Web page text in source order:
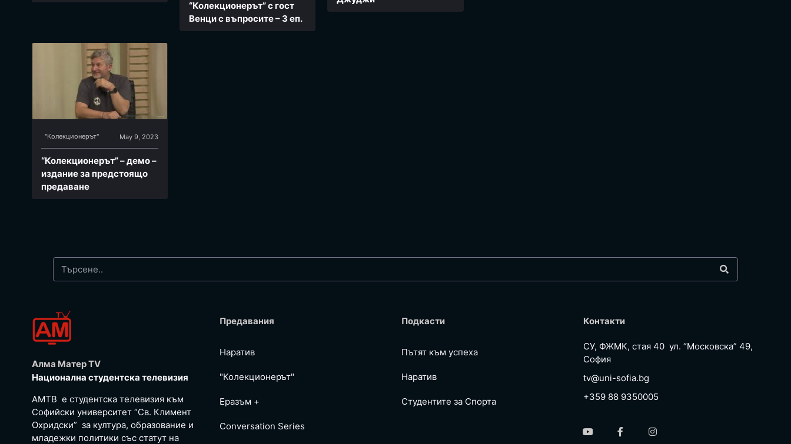
“Колекционерът” с гост
Венци с въпросите – 3 еп.
"Колекционерът" May 9, 2023
“Колекционерът” – демо –
издание за предстоящо
предаване
Алма Матер TV
Национална студентска телевизия
АМТВ е студентска телевизия към
Софийски университет “Св. Климент
Охридски” за култура, образование и
младежки политики със статут на
Предавания
Наратив
"Колекционерът"
Еразъм +
Conversation Series
Подкасти
Пътят към успеха
Наратив
Студентите за Спортa
Контакти
СУ, ФЖМК, стая 40 ул. “Московска” 49,
София
tv@uni-sofia.bg
+359 88 9350005